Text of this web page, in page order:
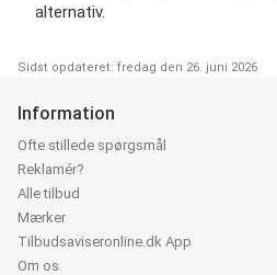
alternativ.
Sidst opdateret: fredag den 26. juni 2026
Information
Ofte stillede spørgsmål
Reklamér?
Alle tilbud
Mærker
Tilbudsaviseronline.dk App
Om os